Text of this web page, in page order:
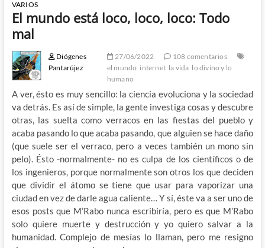
VARIOS
El mundo está loco, loco, loco: Todo
mal
Diógenes
Pantarújez
27/06/2022
108 comentarios
el mundo internet la vida lo divino y lo
humano
A ver, ésto es muy sencillo: la ciencia evoluciona y la sociedad
va detrás. Es así de simple, la gente investiga cosas y descubre
otras, las suelta como verracos en las fiestas del pueblo y
acaba pasando lo que acaba pasando, que alguien se hace daño
(que suele ser el verraco, pero a veces también un mono sin
pelo). Ésto -normalmente- no es culpa de los científicos o de
los ingenieros, porque normalmente son otros los que deciden
que dividir el átomo se tiene que usar para vaporizar una
ciudad en vez de darle agua caliente… Y sí, éste va a ser uno de
esos posts que M’Rabo nunca escribiría, pero es que M’Rabo
solo quiere muerte y destrucción y yo quiero salvar a la
humanidad. Complejo de mesías lo llaman, pero me resigno